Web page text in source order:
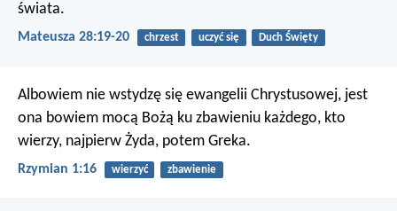
świata.
Mateusza 28:19-20 chrzest uczyć się Duch Święty
Albowiem nie wstydzę się ewangelii Chrystusowej, jest
ona bowiem mocą Bożą ku zbawieniu każdego, kto
wierzy, najpierw Żyda, potem Greka.
Rzymian 1:16 wierzyć zbawienie